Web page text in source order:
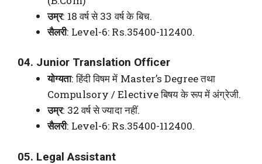
उम्र: 18 वर्ष से 33 वर्ष के बिच.
सैलरी: Level-6: Rs.35400-112400.
04. Junior Translation Officer
योग्यता: हिंदी विषम में Master’s Degree तथा
Compulsory / Elective बिषय के रूप में अंग्रेजी.
उम्र: 32 वर्ष से ज्यादा नहीं.
सैलरी: Level-6: Rs.35400-112400.
05. Legal Assistant